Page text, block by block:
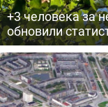
+3 человека за
обновили